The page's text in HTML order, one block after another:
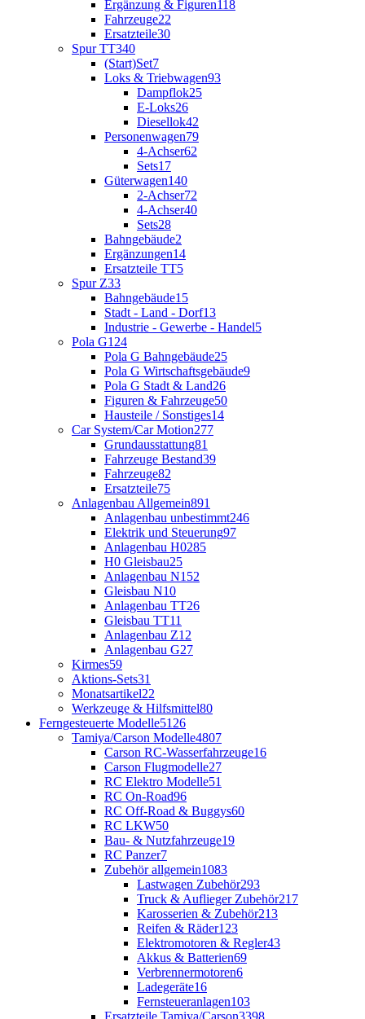
Ergänzung & Figuren118
Fahrzeuge22
Ersatzteile30
Spur TT340
(Start)Set7
Loks & Triebwagen93
Dampflok25
E-Loks26
Diesellok42
Personenwagen79
4-Achser62
Sets17
Güterwagen140
2-Achser72
4-Achser40
Sets28
Bahngebäude2
Ergänzungen14
Ersatzteile TT5
Spur Z33
Bahngebäude15
Stadt - Land - Dorf13
Industrie - Gewerbe - Handel5
Pola G124
Pola G Bahngebäude25
Pola G Wirtschaftsgebäude9
Pola G Stadt & Land26
Figuren & Fahrzeuge50
Hausteile / Sonstiges14
Car System/Car Motion277
Grundausstattung81
Fahrzeuge Bestand39
Fahrzeuge82
Ersatzteile75
Anlagenbau Allgemein891
Anlagenbau unbestimmt246
Elektrik und Steuerung97
Anlagenbau H0285
H0 Gleisbau25
Anlagenbau N152
Gleisbau N10
Anlagenbau TT26
Gleisbau TT11
Anlagenbau Z12
Anlagenbau G27
Kirmes59
Aktions-Sets31
Monatsartikel22
Werkzeuge & Hilfsmittel80
Ferngesteuerte Modelle5126
Tamiya/Carson Modelle4807
Carson RC-Wasserfahrzeuge16
Carson Flugmodelle27
RC Elektro Modelle51
RC On-Road96
RC Off-Road & Buggys60
RC LKW50
Bau- & Nutzfahrzeuge19
RC Panzer7
Zubehör allgemein1083
Lastwagen Zubehör293
Truck & Auflieger Zubehör217
Karosserien & Zubehör213
Reifen & Räder123
Elektromotoren & Regler43
Akkus & Batterien69
Verbrennermotoren6
Ladegeräte16
Fernsteueranlagen103
Ersatzteile Tamiya/Carson3398